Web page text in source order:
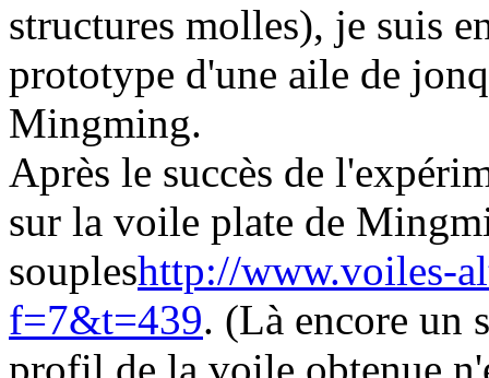
structures molles), je suis
prototype d'une aile de
Mingming.
Après le succès de
sur la voile plate de
soupleshttp://www.voiles-
f=7&t=439. (Là encore un